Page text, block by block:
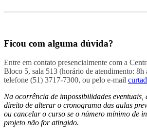
Ficou com alguma dúvida?
Entre em contato presencialmente com a
Bloco 5, sala 513 (horário de atendimento: 8h
telefone (51) 3717-7300, ou pelo e-mail
Na ocorrência de impossibilidades eventuais,
direito de alterar o cronograma das aulas
ou cancelar o curso se o número mínimo de
projeto não for atingido.